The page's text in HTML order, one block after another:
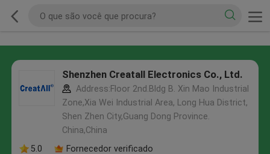
Shenzhen Creatall Electronics Co., Ltd.
Address:Floor 2nd.Bldg B. Xin Mao Industrial
Zone,Xia Wei Industrial Area, Long Hua District,
Shen Zhen City,Guang Dong Province.
China,China
5.0
Fornecedor verificado